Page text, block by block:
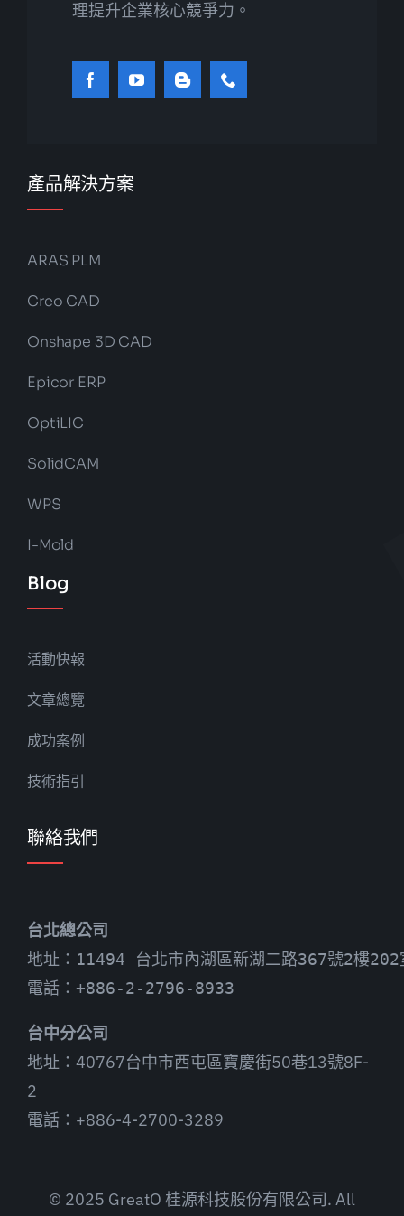
理提升企業核心競爭力。
產品解決方案
ARAS PLM
Creo CAD
Onshape 3D CAD
Epicor ERP
OptiLIC
SolidCAM
WPS
I-Mold
Blog
活動快報
文章總覽
成功案例
技術指引
聯絡我們
台北總公司
地址：11494 台北市內湖區新湖二路367號2樓202
電話：+886-2-2796-8933
台中分公司
地址：40767台中市西屯區寶慶街50巷13號8F-
2
電話：+886-4-2700-3289
© 2025 GreatO 桂源科技股份有限公司. All